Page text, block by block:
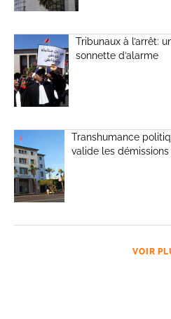
Tribunaux à l’arrêt:
sonnette d’alarme
Transhumance
valide les
VOIR